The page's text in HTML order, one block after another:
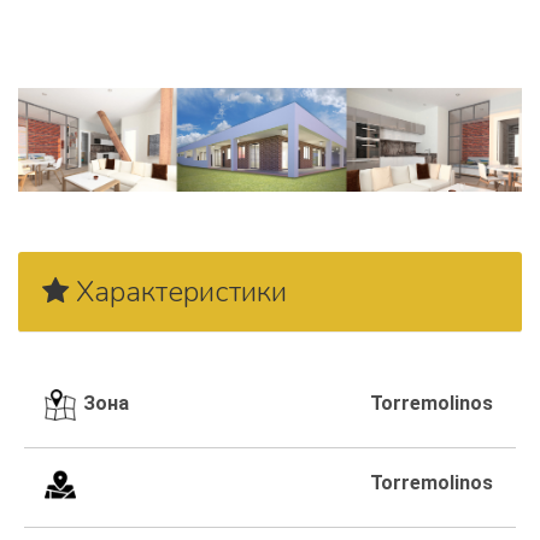
Характеристики
Зона Torremolinos
Torremolinos